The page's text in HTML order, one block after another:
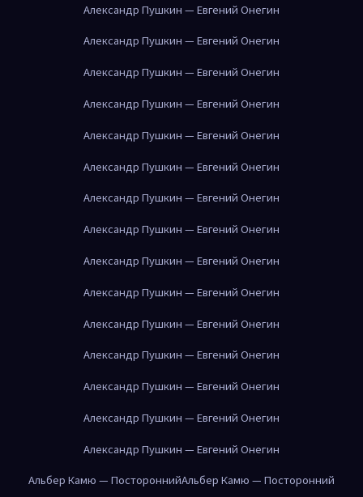
Александр Пушкин — Евгений Онегин
Александр Пушкин — Евгений Онегин
Александр Пушкин — Евгений Онегин
Александр Пушкин — Евгений Онегин
Александр Пушкин — Евгений Онегин
Александр Пушкин — Евгений Онегин
Александр Пушкин — Евгений Онегин
Александр Пушкин — Евгений Онегин
Александр Пушкин — Евгений Онегин
Александр Пушкин — Евгений Онегин
Александр Пушкин — Евгений Онегин
Александр Пушкин — Евгений Онегин
Александр Пушкин — Евгений Онегин
Александр Пушкин — Евгений Онегин
Александр Пушкин — Евгений Онегин
Альбер Камю — ПостороннийАльбер Камю — Посторонний